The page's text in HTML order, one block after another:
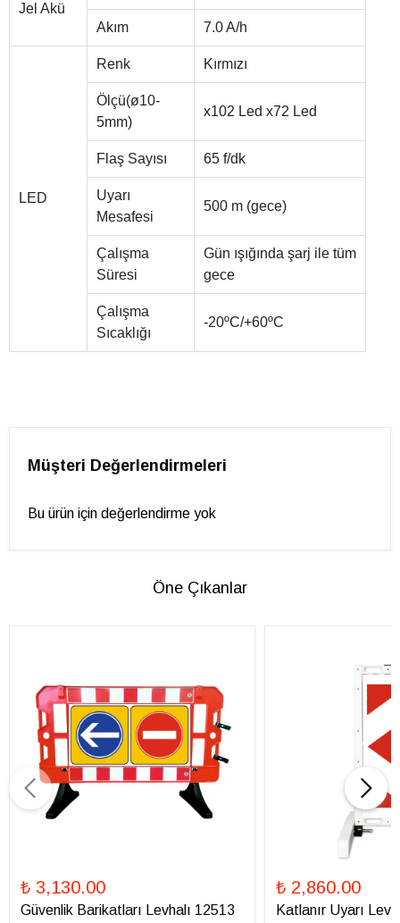
Jel Akü
Akım 7.0 A/h
LED
Renk Kırmızı
Ölçü(ø10-
5mm)
x102 Led x72 Led
Flaş Sayısı 65 f/dk
Uyarı
Mesafesi
500 m (gece)
Çalışma
Süresi
Gün ışığında şarj ile tüm
gece
Çalışma
Sıcaklığı
-20ºC/+60ºC
Müşteri Değerlendirmeleri
Bu ürün için değerlendirme yok
Öne Çıkanlar
₺ 3,130.00
Güvenlik Barikatları Levhalı 12513
₺ 2,860.00
Katlanır Uyarı